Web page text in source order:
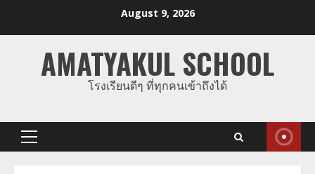
August 9, 2026
AMATYAKUL SCHOOL
โรงเรียนดีๆ ที่ทุกคนเข้าถึงได้
Primary